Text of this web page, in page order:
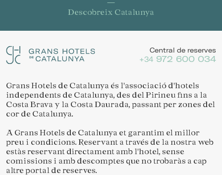
Descobreix Catalunya
Central de reserves
+34 972 600 034
Grans Hotels de Catalunya és l'associació d'hotels
independents de Catalunya, des del Pirineu fins a la
Costa Brava y la Costa Daurada, passant per zones del
cor de Catalunya.
A Grans Hotels de Catalunya et garantim el millor
preu i condicions. Reservant a través de la nostra web
estàs reservant directament amb l'hotel, sense
comissions i amb descomptes que no trobaràs a cap
altre portal de reserves.
Acceptar totes